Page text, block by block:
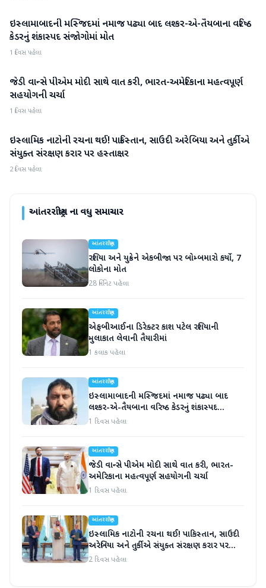
આંતરરાષ્ટ્રીય
ઇસ્લામાબાદની મસ્જિદમાં નમાજ પઢ્યા બાદ લશ્કર-એ-તૈયબાના વરિષ્ઠ
કેડરનું શંકાસ્પદ સંજોગોમાં મોત
1 દિવસ પહેલા
આંતરરાષ્ટ્રીય
જેડી વાન્સે પીએમ મોદી સાથે વાત કરી, ભારત-અમેરિકાના મહત્વપૂર્ણ
સહયોગની ચર્ચા
1 દિવસ પહેલા
આંતરરાષ્ટ્રીય
ઇસ્લામિક નાટોની રચના થઈ! પાકિસ્તાન, સાઉદી અરેબિયા અને તુર્કીએ
સંયુક્ત સંરક્ષણ કરાર પર હસ્તાક્ષર
2 દિવસ પહેલા
આંતરરાષ્ટ્રીયના વધુ સમાચાર
આંતરરાષ્ટ્રીય
રશિયા અને યુક્રેને એકબીજા પર બોમ્બમારો કર્યો, 7
લોકોના મોત
28 મિનિટ પહેલા
આંતરરાષ્ટ્રીય
એફબીઆઈના ડિરેક્ટર કાશ પટેલ રશિયાની
મુલાકાત લેવાની તૈયારીમાં
1 કલાક પહેલા
આંતરરાષ્ટ્રીય
ઇસ્લામાબાદની મસ્જિદમાં નમાજ પઢ્યા બાદ
લશ્કર-એ-તૈયબાના વરિષ્ઠ કેડરનું શંકાસ્પદ
સંજોગોમાં મોત
1 દિવસ પહેલા
આંતરરાષ્ટ્રીય
જેડી વાન્સે પીએમ મોદી સાથે વાત કરી, ભારત-
અમેરિકાના મહત્વપૂર્ણ સહયોગની ચર્ચા
1 દિવસ પહેલા
આંતરરાષ્ટ્રીય
ઇસ્લામિક નાટોની રચના થઈ! પાકિસ્તાન, સાઉદી
અરેબિયા અને તુર્કીએ સંયુક્ત સંરક્ષણ કરાર પર
હસ્તાક્ષર
2 દિવસ પહેલા